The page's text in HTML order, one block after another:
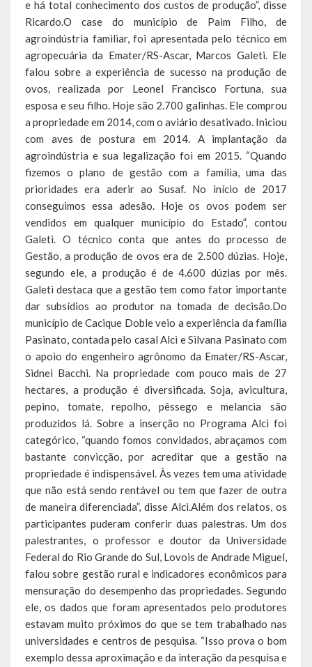
Editais
RPPS
RGF
RREO
Publicações Diversas
Eleições Conselho Tutelar
Licitações
Transparência
Portal da Transparência
SIC
Contratos
Concurso Público
Processo Seletivo
Carta de Serviços
Repasses e Transferências
e há total conhecimento dos custos de produção”, disse
Ricardo.O case do município de Paim Filho, de
agroindústria familiar, foi apresentada pelo técnico em
agropecuária da Emater/RS-Ascar, Marcos Galeti. Ele
falou sobre a experiência de sucesso na produção de
ovos, realizada por Leonel Francisco Fortuna, sua
esposa e seu filho. Hoje são 2.700 galinhas. Ele comprou
a propriedade em 2014, com o aviário desativado. Iniciou
com aves de postura em 2014. A implantação da
agroindústria e sua legalização foi em 2015. “Quando
fizemos o plano de gestão com a família, uma das
prioridades era aderir ao Susaf. No início de 2017
conseguimos essa adesão. Hoje os ovos podem ser
vendidos em qualquer município do Estado”, contou
Galeti. O técnico conta que antes do processo de
Gestão, a produção de ovos era de 2.500 dúzias. Hoje,
segundo ele, a produção é de 4.600 dúzias por mês.
Galeti destaca que a gestão tem como fator importante
dar subsídios ao produtor na tomada de decisão.Do
município de Cacique Doble veio a experiência da família
Pasinato, contada pelo casal Alci e Silvana Pasinato com
o apoio do engenheiro agrônomo da Emater/RS-Ascar,
Sidnei Bacchi. Na propriedade com pouco mais de 27
hectares, a produção é diversificada. Soja, avicultura,
pepino, tomate, repolho, pêssego e melancia são
produzidos lá. Sobre a inserção no Programa Alci foi
categórico, “quando fomos convidados, abraçamos com
bastante convicção, por acreditar que a gestão na
propriedade é indispensável. Às vezes tem uma atividade
que não está sendo rentável ou tem que fazer de outra
de maneira diferenciada”, disse Alci.Além dos relatos, os
participantes puderam conferir duas palestras. Um dos
palestrantes, o professor e doutor da Universidade
Federal do Rio Grande do Sul, Lovois de Andrade Miguel,
falou sobre gestão rural e indicadores econômicos para
mensuração do desempenho das propriedades. Segundo
ele, os dados que foram apresentados pelo produtores
estavam muito próximos do que se tem trabalhado nas
universidades e centros de pesquisa. “Isso prova o bom
exemplo dessa aproximação e da interação da pesquisa e